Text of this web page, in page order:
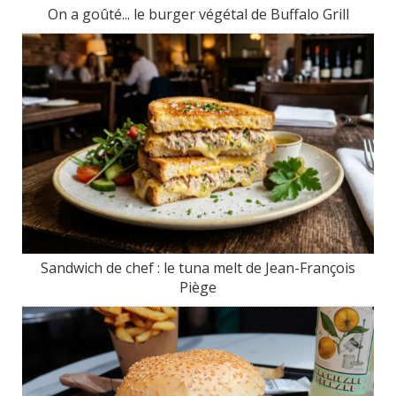
On a goûté... le burger végétal de Buffalo Grill
Sandwich de chef : le tuna melt de Jean-François
Piège